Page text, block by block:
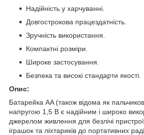
Надійність у харчуванні.
Довгострокова працездатність.
Зручність використання.
Компактні розміри.
Широке застосування.
Безпека та високі стандарти якості.
Опис:
Батарейка AA (також відома як
напругою 1,5 В є надійним і широко
джерелом живлення для безлічі
іграшок та ліхтариків до портативних